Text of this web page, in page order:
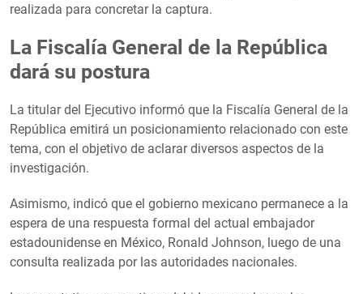
realizada para concretar la captura.
La Fiscalía General de la República
dará su postura
La titular del Ejecutivo informó que la Fiscalía General de la
República emitirá un posicionamiento relacionado con este
tema, con el objetivo de aclarar diversos aspectos de la
investigación.
Asimismo, indicó que el gobierno mexicano permanece a la
espera de una respuesta formal del actual embajador
estadounidense en México, Ronald Johnson, luego de una
consulta realizada por las autoridades nacionales.